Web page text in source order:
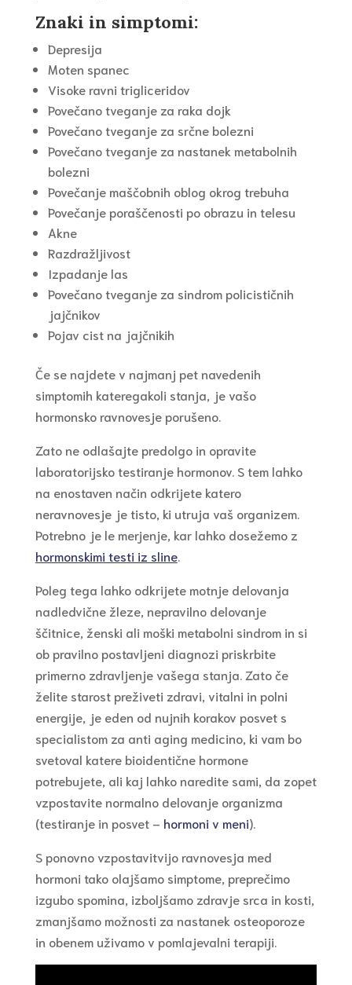
Znaki in simptomi:
Depresija
Moten spanec
Visoke ravni trigliceridov
Povečano tveganje za raka dojk
Povečano tveganje za srčne bolezni
Povečano tveganje za nastanek metabolnih
bolezni
Povečanje maščobnih oblog okrog trebuha
Povečanje poraščenosti po obrazu in telesu
Akne
Razdražljivost
Izpadanje las
Povečano tveganje za sindrom policističnih
jajčnikov
Pojav cist na jajčnikih
Če se najdete v najmanj pet navedenih
simptomih kateregakoli stanja, je vašo
hormonsko ravnovesje porušeno.
Zato ne odlašajte predolgo in opravite
laboratorijsko testiranje hormonov. S tem lahko
na enostaven način odkrijete katero
neravnovesje je tisto, ki utruja vaš organizem.
Potrebno je le merjenje, kar lahko dosežemo z
hormonskimi testi iz sline.
Poleg tega lahko odkrijete motnje delovanja
nadledvične žleze, nepravilno delovanje
ščitnice, ženski ali moški metabolni sindrom in si
ob pravilno postavljeni diagnozi priskrbite
primerno zdravljenje vašega stanja. Zato če
želite starost preživeti zdravi, vitalni in polni
energije, je eden od nujnih korakov posvet s
specialistom za anti aging medicino, ki vam bo
svetoval katere bioidentične hormone
potrebujete, ali kaj lahko naredite sami, da zopet
vzpostavite normalno delovanje organizma
(testiranje in posvet – hormoni v meni).
S ponovno vzpostavitvijo ravnovesja med
hormoni tako olajšamo simptome, preprečimo
izgubo spomina, izboljšamo zdravje srca in kosti,
zmanjšamo možnosti za nastanek osteoporoze
in obenem uživamo v pomlajevalni terapiji.